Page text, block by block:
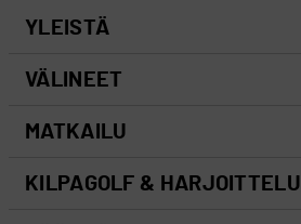
YLEISTÄ
VÄLINEET
MATKAILU
KILPAGOLF & HARJOITTELU